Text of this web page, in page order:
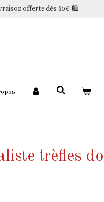
offerte dès 30€ 🛍️
trèfles